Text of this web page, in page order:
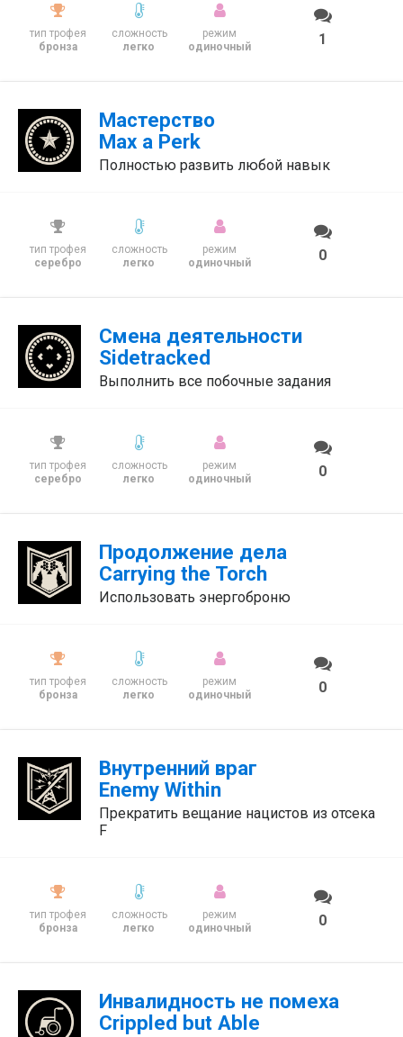
тип трофея
бронза
сложность
легко
режим
одиночный
1
Мастерство
Max a Perk
Полностью развить любой навык
тип трофея
серебро
сложность
легко
режим
одиночный
0
Смена деятельности
Sidetracked
Выполнить все побочные задания
тип трофея
серебро
сложность
легко
режим
одиночный
0
Продолжение дела
Carrying the Torch
Использовать энергоброню
тип трофея
бронза
сложность
легко
режим
одиночный
0
Внутренний враг
Enemy Within
Прекратить вещание нацистов из отсека
F
тип трофея
бронза
сложность
легко
режим
одиночный
0
Инвалидность не помеха
Crippled but Able